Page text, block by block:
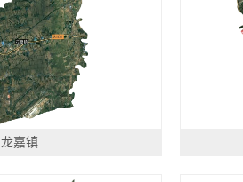
龙嘉镇